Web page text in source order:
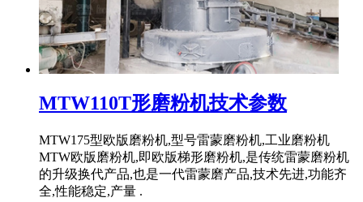
MTW110T形磨粉机技术参数
MTW175型欧版磨粉机,型号雷蒙磨粉机,工业磨粉机
MTW欧版磨粉机,即欧版梯形磨粉机,是传统雷蒙磨粉机
的升级换代产品,也是一代雷蒙磨产品,技术先进,功能齐
全,性能稳定,产量 .